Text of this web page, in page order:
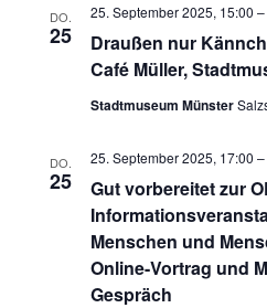
DO.
25
Draußen nur
Café Müller,
25. September 2025, 15:00 –
Stadtmuseum Münster
DO.
25
Gut vorbereitet zur
Menschen und
Online-Vortrag und
Gespräch
25. September 2025, 17:00 –